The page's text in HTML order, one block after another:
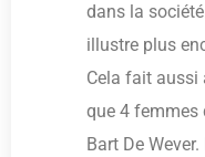
dans la
illustre plus
Cela fait aussi
que 4 femmes
Bart De